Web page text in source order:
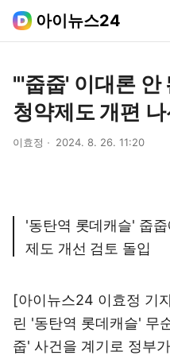
아이뉴스24
"'줍줍' 이대론 안
청약제도 개편
이효정 2024. 8. 26. 11:20
'동탄역 롯데캐슬' 줍
제도 개선 검토 돌입
[아이뉴스24 이효정 기
린 '동탄역 롯데캐슬' 무
줍' 사건을 계기로 정부